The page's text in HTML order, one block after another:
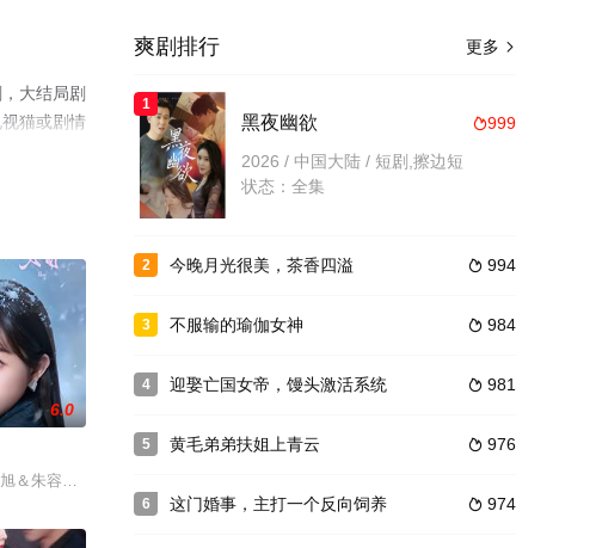
大结局剧
猫或剧情
6.0
＆朱容君（兔子牙）
更多 
爽剧排行
1
999
黑夜幽欲
2026 / 中国大陆 / 短剧,擦边短
状态：全集
2  994
今晚月光很美，茶香四溢
3  984
不服输的瑜伽女神
4  981
迎娶亡国女帝，馒头激活系统
5  976
黄毛弟弟扶姐上青云
6  974
这门婚事，主打一个反向饲养